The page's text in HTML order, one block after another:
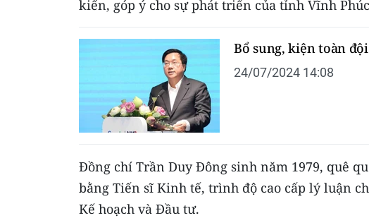
kiến, góp ý cho sự phát triển của tỉnh Vĩnh
Bổ sung, kiện toàn
24/07/2024 14:08
Đồng chí Trần Duy Đông sinh năm 1979, quê
bằng Tiến sĩ Kinh tế, trình độ cao cấp lý luận
Kế hoạch và Đầu tư.